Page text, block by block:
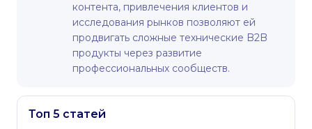
контента, привлечения клиентов и
исследования рынков позволяют ей
продвигать сложные технические B2B
продукты через развитие
профессиональных сообществ.
Топ 5 статей